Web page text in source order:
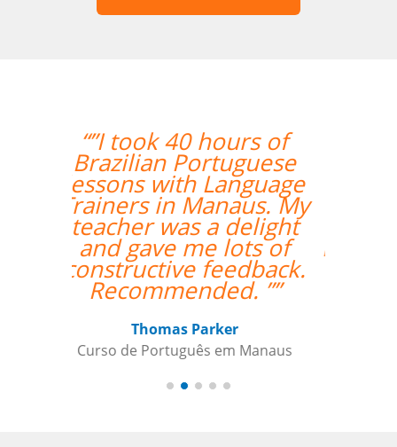
“”The class with Ivo
went well. He knows
his stuff and is very
helpful. He replies
quickly outside class
hours as well if I have
questions. ””
Curso de Português em Santos